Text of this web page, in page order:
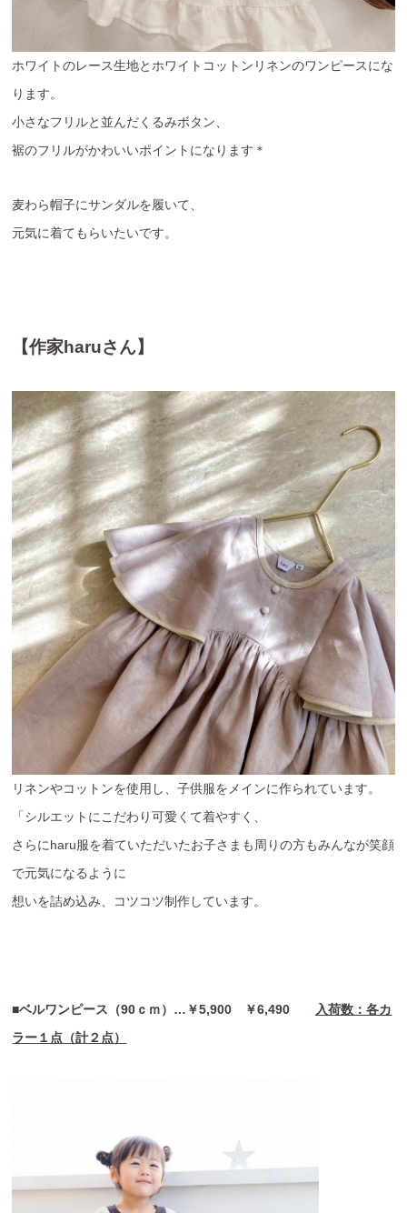
ホワイトのレース生地とホワイトコットンリネンのワンピースにな
ります。
小さなフリルと並んだくるみボタン、
裾のフリルがかわいいポイントになります＊
麦わら帽子にサンダルを履いて、
元気に着てもらいたいです。
【作家haruさん】
リネンやコットンを使用し、子供服をメインに作られています。
「シルエットにこだわり可愛くて着やすく、
さらにharu服を着ていただいたお子さまも周りの方もみんなが笑顔
で元気になるように
想いを詰め込み、コツコツ制作しています。
■ベルワンピース（90ｃｍ）…￥5,900 ￥6,490
入荷数：各カ
ラー１点（計２点）